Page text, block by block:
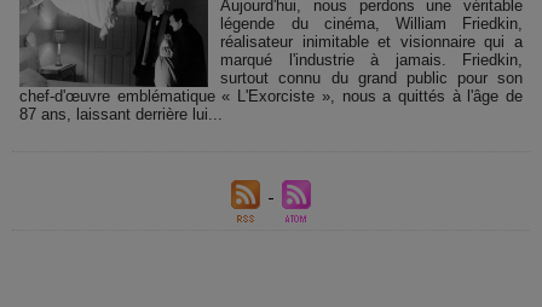
Aujourd'hui, nous perdons une véritable
légende du cinéma, William Friedkin,
réalisateur inimitable et visionnaire qui a
marqué l'industrie à jamais. Friedkin,
surtout connu du grand public pour son
chef-d'œuvre emblématique « L'Exorciste », nous a quittés à l'âge de
87 ans, laissant derrière lui...